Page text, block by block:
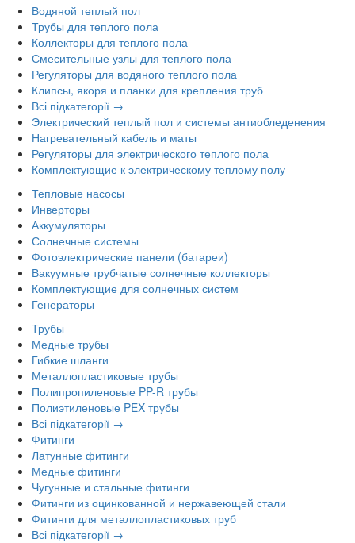
Водяной теплый пол
Трубы для теплого пола
Коллекторы для теплого пола
Смесительные узлы для теплого пола
Регуляторы для водяного теплого пола
Клипсы, якоря и планки для крепления труб
Всі підкатегорії →
Электрический теплый пол и системы антиобледенения
Нагревательный кабель и маты
Регуляторы для электрического теплого пола
Комплектующие к электрическому теплому полу
Тепловые насосы
Инверторы
Аккумуляторы
Солнечные системы
Фотоэлектрические панели (батареи)
Вакуумные трубчатые солнечные коллекторы
Комплектующие для солнечных систем
Генераторы
Трубы
Медные трубы
Гибкие шланги
Металлопластиковые трубы
Полипропиленовые PP-R трубы
Полиэтиленовые PEX трубы
Всі підкатегорії →
Фитинги
Латунные фитинги
Медные фитинги
Чугунные и стальные фитинги
Фитинги из оцинкованной и нержавеющей стали
Фитинги для металлопластиковых труб
Всі підкатегорії →